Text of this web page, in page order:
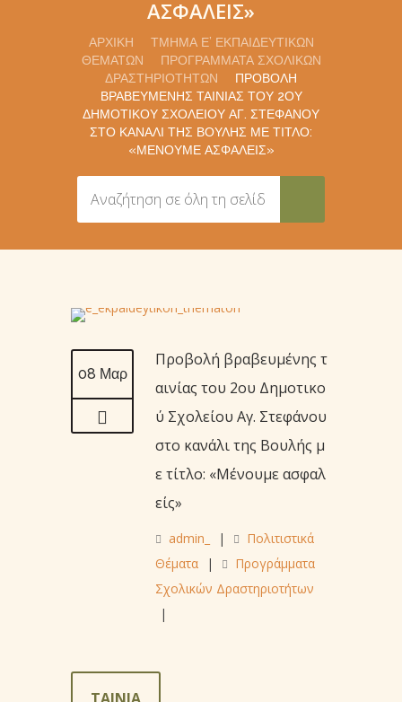
ΑΣΦΑΛΕΊΣ»
ΑΡΧΙΚΉ
ΤΜΉΜΑ Ε’ ΕΚΠΑΙΔΕΥΤΙΚΏΝ
ΘΕΜΆΤΩΝ
ΠΡΟΓΡΆΜΜΑΤΑ ΣΧΟΛΙΚΏΝ
ΔΡΑΣΤΗΡΙΟΤΉΤΩΝ
ΠΡΟΒΟΛΉ
ΒΡΑΒΕΥΜΈΝΗΣ ΤΑΙΝΊΑΣ ΤΟΥ 2ΟΥ
ΔΗΜΟΤΙΚΟΎ ΣΧΟΛΕΊΟΥ ΑΓ. ΣΤΕΦΆΝΟΥ
ΣΤΟ ΚΑΝΆΛΙ ΤΗΣ ΒΟΥΛΉΣ ΜΕ ΤΊΤΛΟ:
«ΜΈΝΟΥΜΕ ΑΣΦΑΛΕΊΣ»
08 Μαρ
Προβολή βραβευμένης τ
αινίας του 2ου Δημοτικο
ύ Σχολείου Αγ. Στεφάνου
στο κανάλι της Βουλής μ
ε τίτλο: «Μένουμε ασφαλ
είς»
admin_ |
Πολιτιστικά
Θέματα
|
Προγράμματα
Σχολικών Δραστηριοτήτων
|